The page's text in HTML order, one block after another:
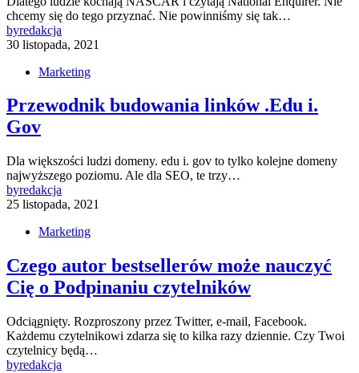
chcemy się do tego przyznać. Nie powinniśmy się tak…
byredakcja
30 listopada, 2021
Marketing
Przewodnik budowania linków .Edu i.
Gov
Dla większości ludzi domeny. edu i. gov to tylko kolejne domeny
najwyższego poziomu. Ale dla SEO, te trzy…
byredakcja
25 listopada, 2021
Marketing
Czego autor bestsellerów może nauczyć
Cię o Podpinaniu czytelników
Odciągnięty. Rozproszony przez Twitter, e-mail, Facebook.
Każdemu czytelnikowi zdarza się to kilka razy dziennie. Czy Twoi
czytelnicy będą…
byredakcja